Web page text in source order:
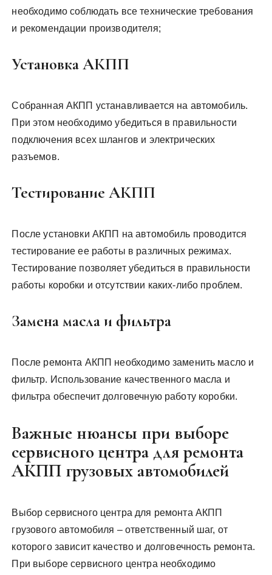
необходимо соблюдать все технические требования
и рекомендации производителя;
Установка АКПП
Собранная АКПП устанавливается на автомобиль.
При этом необходимо убедиться в правильности
подключения всех шлангов и электрических
разъемов.
Тестирование АКПП
После установки АКПП на автомобиль проводится
тестирование ее работы в различных режимах.
Тестирование позволяет убедиться в правильности
работы коробки и отсутствии каких-либо проблем.
Замена масла и фильтра
После ремонта АКПП необходимо заменить масло и
фильтр. Использование качественного масла и
фильтра обеспечит долговечную работу коробки.
Важные нюансы при выборе
сервисного центра для ремонта
АКПП грузовых автомобилей
Выбор сервисного центра для ремонта АКПП
грузового автомобиля – ответственный шаг, от
которого зависит качество и долговечность ремонта.
При выборе сервисного центра необходимо